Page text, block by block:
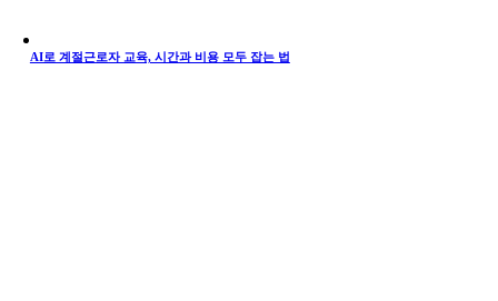
AI로 계절근로자 교육, 시간과 비용 모두 잡는 법